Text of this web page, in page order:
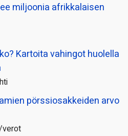
miljoonia afrikkalaisen
Kartoita vahingot huolella
pörssi­osakkeiden arvo
verot